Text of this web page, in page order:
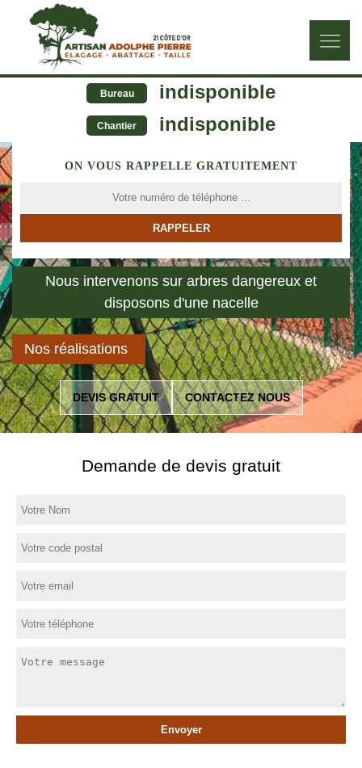
Bureau indisponible
Chantier indisponible
ON VOUS RAPPELLE GRATUITEMENT
Nous intervenons sur arbres dangereux et
disposons d'une nacelle
Nos réalisations
DEVIS GRATUIT CONTACTEZ NOUS
Demande de devis gratuit